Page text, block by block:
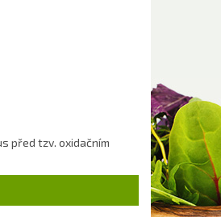
před tzv. oxidačním